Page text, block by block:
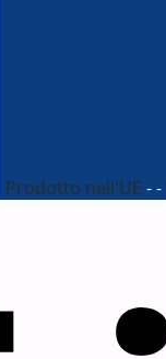
Prodotto nell'UE - -